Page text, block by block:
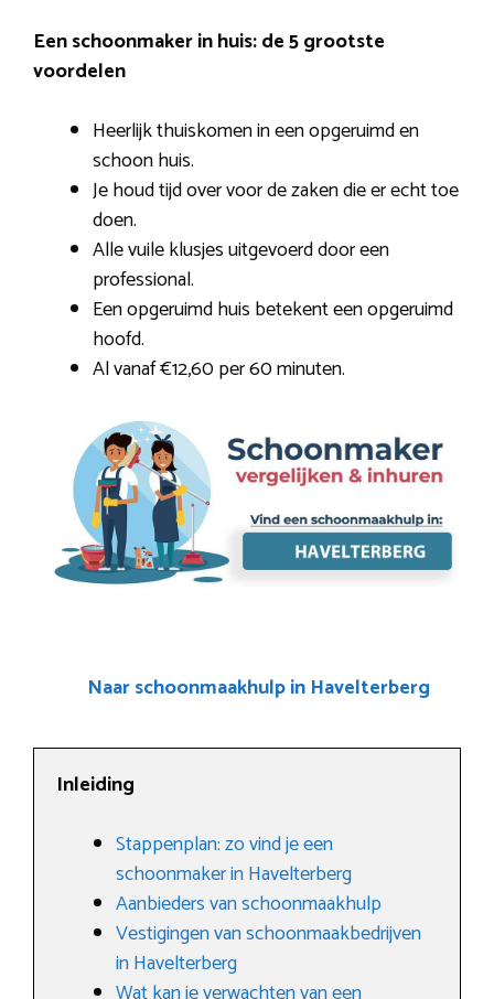
Een schoonmaker in huis: de 5 grootste
voordelen
Heerlijk thuiskomen in een opgeruimd en
schoon huis.
Je houd tijd over voor de zaken die er echt toe
doen.
Alle vuile klusjes uitgevoerd door een
professional.
Een opgeruimd huis betekent een opgeruimd
hoofd.
Al vanaf €12,60 per 60 minuten.
Naar schoonmaakhulp in Havelterberg
Inleiding
Stappenplan: zo vind je een
schoonmaker in Havelterberg
Aanbieders van schoonmaakhulp
Vestigingen van schoonmaakbedrijven
in Havelterberg